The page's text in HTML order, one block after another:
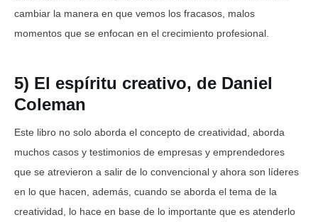
cambiar la manera en que vemos los fracasos, malos
momentos que se enfocan en el crecimiento profesional.
5) El espíritu creativo, de Daniel
Coleman
Este libro no solo aborda el concepto de creatividad, aborda
muchos casos y testimonios de empresas y emprendedores
que se atrevieron a salir de lo convencional y ahora son líderes
en lo que hacen, además, cuando se aborda el tema de la
creatividad, lo hace en base de lo importante que es atenderlo